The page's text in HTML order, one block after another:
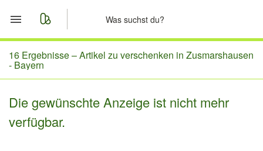
Start
Merkliste
Nachrichten
16 Ergebnisse –Artikel zu verschenken in Zusmarshausen
- Bayern
Die gewünschte Anzeige ist nicht mehr
verfügbar.